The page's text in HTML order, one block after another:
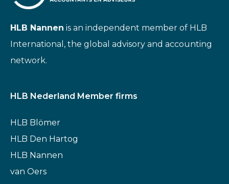
HLB Nannen is an independent member of HLB
International, the global advisory and accounting
network.
HLB Nederland Member firms
HLB Blömer
HLB Den Hartog
HLB Nannen
van Oers